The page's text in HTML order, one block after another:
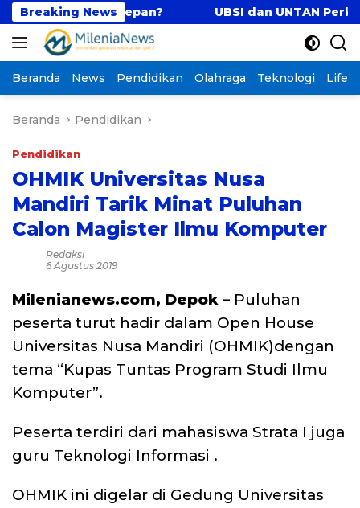
Langsung
ke
konten
Breaking News
Masa Depan? UBSI dan UNTAN Perkuat
Beranda News Pendidikan Olahraga Teknologi
Beranda Pendidikan
Pendidikan
OHMIK Universitas Nusa
Mandiri Tarik Minat Puluhan
Calon Magister Ilmu Komputer
Redaksi
6 Agustus 2019
Milenianews.com, Depok – Puluhan
peserta turut hadir dalam Open House
Universitas Nusa Mandiri (OHMIK)dengan
tema “Kupas Tuntas Program Studi Ilmu
Komputer”.
Peserta terdiri dari mahasiswa Strata I juga
guru Teknologi Informasi .
OHMIK ini digelar di Gedung Universitas